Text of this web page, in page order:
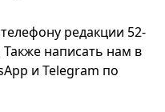
редакции 52-
Также написать нам в
и Telegram по